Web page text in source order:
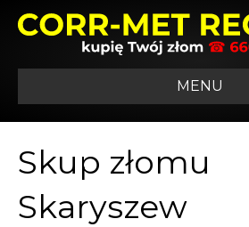
MENU
Skup złomu
Skaryszew